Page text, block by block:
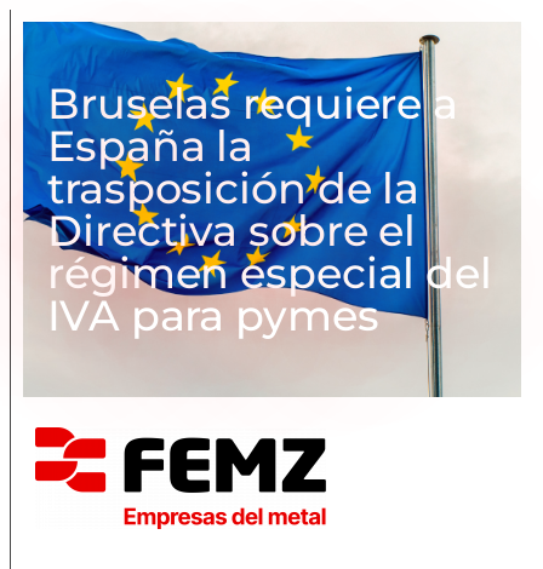
Bruselas requiere a
España la
trasposición de la
Directiva sobre el
régimen especial del
IVA para pymes